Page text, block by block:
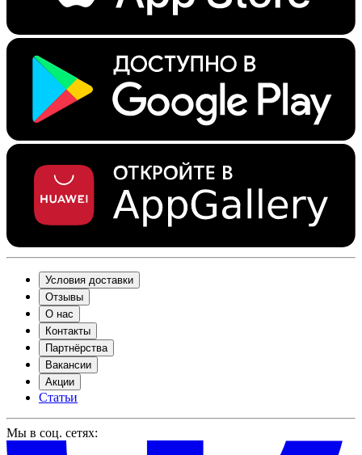
Условия доставки
Отзывы
О нас
Контакты
Партнёрства
Вакансии
Акции
Статьи
Мы в соц. сетях: